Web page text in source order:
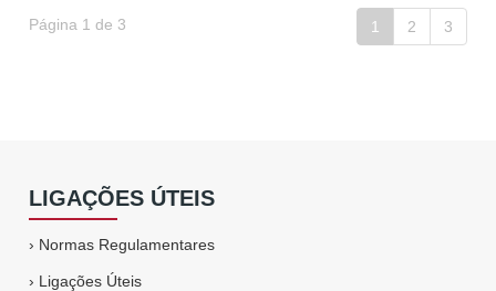
Página 1 de 3 1 2 3
LIGAÇÕES ÚTEIS
› Normas Regulamentares
› Ligações Úteis